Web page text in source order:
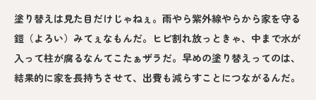
塗り替えは見た目だけじゃねぇ。雨やら紫外線やらから家を守る
鎧（よろい）みてぇなもんだ。ヒビ割れ放っときゃ、中まで水が
入って柱が腐るなんてこたぁザラだ。早めの塗り替えってのは、
結果的に家を長持ちさせて、出費も減らすことにつながるんだ。